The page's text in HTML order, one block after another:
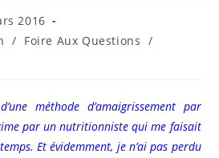
2016
/ Foire Aux Questions /
méthode d’amaigrissement par
par un nutritionniste qui me faisait
Et évidemment, je n’ai pas perdu